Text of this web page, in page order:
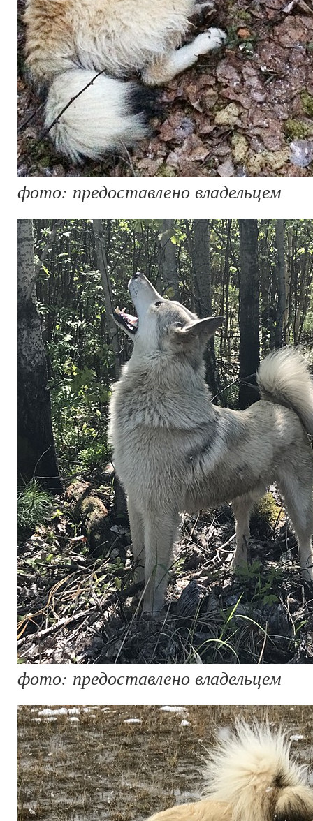
фото: предоставлено владельцем
фото: предоставлено владельцем